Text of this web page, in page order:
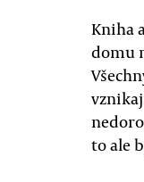
Kniha
domu
to ale